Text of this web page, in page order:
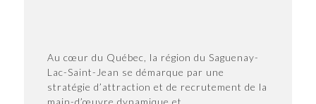
Au cœur du Québec, la région du Saguenay-
Lac-Saint-Jean se démarque par une
stratégie d’attraction et de recrutement de la
main-d’œuvre dynamique et